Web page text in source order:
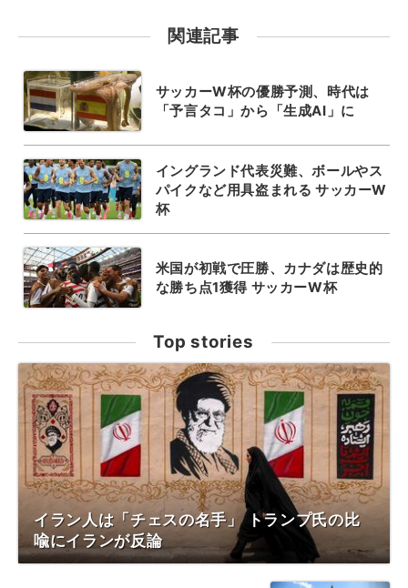
関連記事
サッカーW杯の優勝予測、時代は
「予言タコ」から「生成AI」に
イングランド代表災難、ボールやス
パイクなど用具盗まれる サッカーW
杯
米国が初戦で圧勝、カナダは歴史的
な勝ち点1獲得 サッカーW杯
Top stories
イラン人は「チェスの名手」 トランプ氏の比
喩にイランが反論